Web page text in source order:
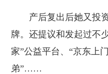
产后复出后她又投资
牌。还提议和发起过不
家”公益平台、“京东上
弟”……